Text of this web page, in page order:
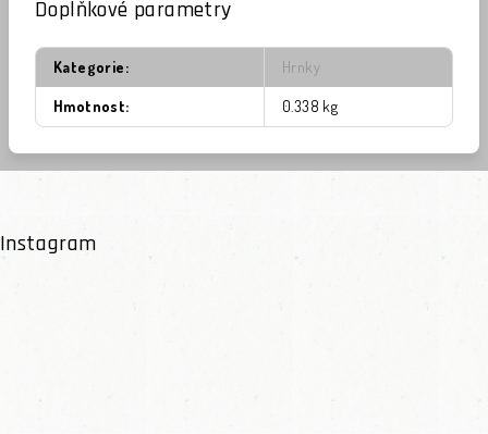
Doplňkové parametry
Kategorie: Hrnky
Hmotnost: 0.338 kg
Instagram